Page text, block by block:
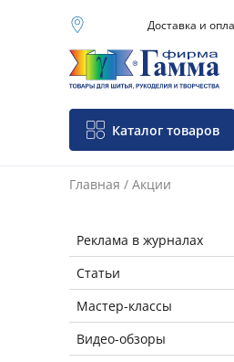
Москва (основной
склад)
Санкт-Петербург
Нижний Новгород
Доставка и
Каталог товаров
Главная / Акции
Реклама в журналах
Статьи
Мастер-классы
Видео-обзоры